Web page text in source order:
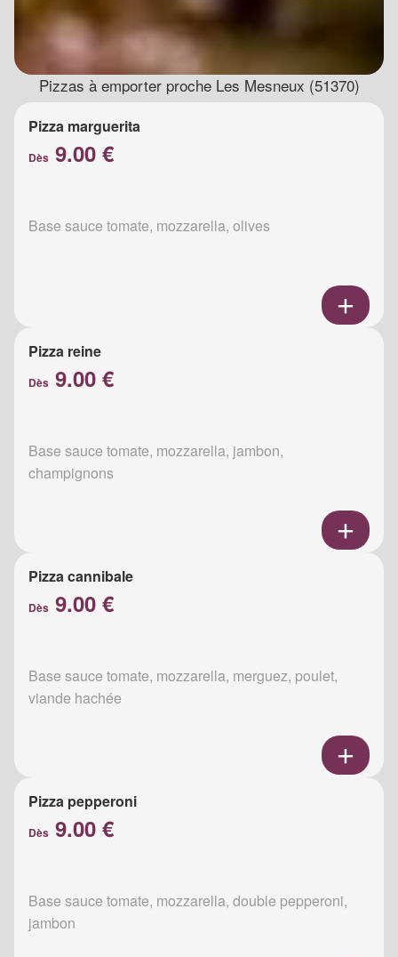
Pizzas à emporter proche Les Mesneux (51370)
Pizza marguerita
Dès 9.00 €
Base sauce tomate, mozzarella, olives
Pizza reine
Dès 9.00 €
Base sauce tomate, mozzarella, jambon,
champignons
Pizza cannibale
Dès 9.00 €
Base sauce tomate, mozzarella, merguez, poulet,
viande hachée
Pizza pepperoni
Dès 9.00 €
Base sauce tomate, mozzarella, double pepperoni,
jambon